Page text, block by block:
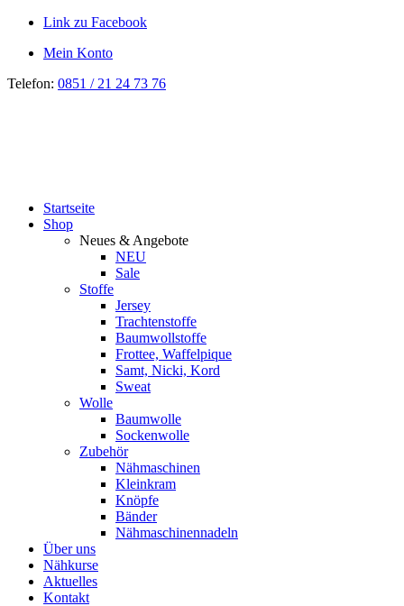
Link zu Facebook
Mein Konto
Telefon: 0851 / 21 24 73 76
Startseite
Shop
Neues & Angebote
NEU
Sale
Stoffe
Jersey
Trachtenstoffe
Baumwollstoffe
Frottee, Waffelpique
Samt, Nicki, Kord
Sweat
Wolle
Baumwolle
Sockenwolle
Zubehör
Nähmaschinen
Kleinkram
Knöpfe
Bänder
Nähmaschinennadeln
Über uns
Nähkurse
Aktuelles
Kontakt